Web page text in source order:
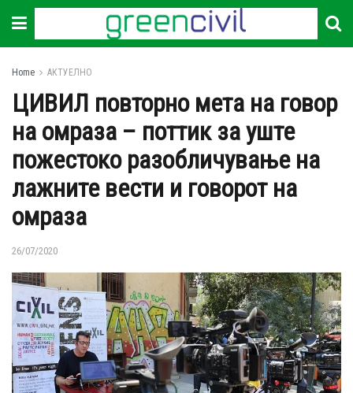
Home АКТУЕЛНО
ЦИВИЛ повторно мета на говор
на омраза – поттик за уште
пожестоко разобличување на
лажните вести и говорот на
омраза
26/07/2020